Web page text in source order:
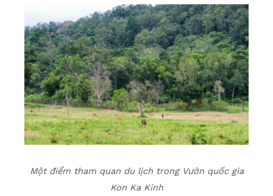
Một điểm tham quan du lịch trong Vườn quốc gia
Kon Ka Kinh